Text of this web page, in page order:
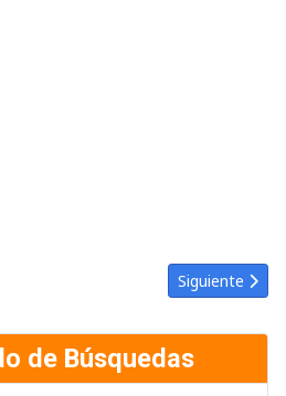
de Venezuela #39520 del
Artículo
Siguiente
de Búsquedas